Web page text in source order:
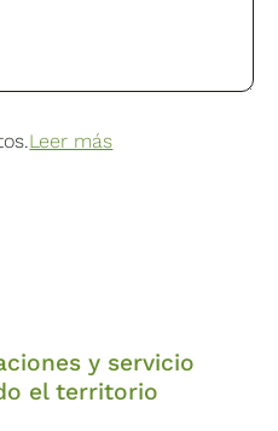
Leer más
y servicio
el territorio